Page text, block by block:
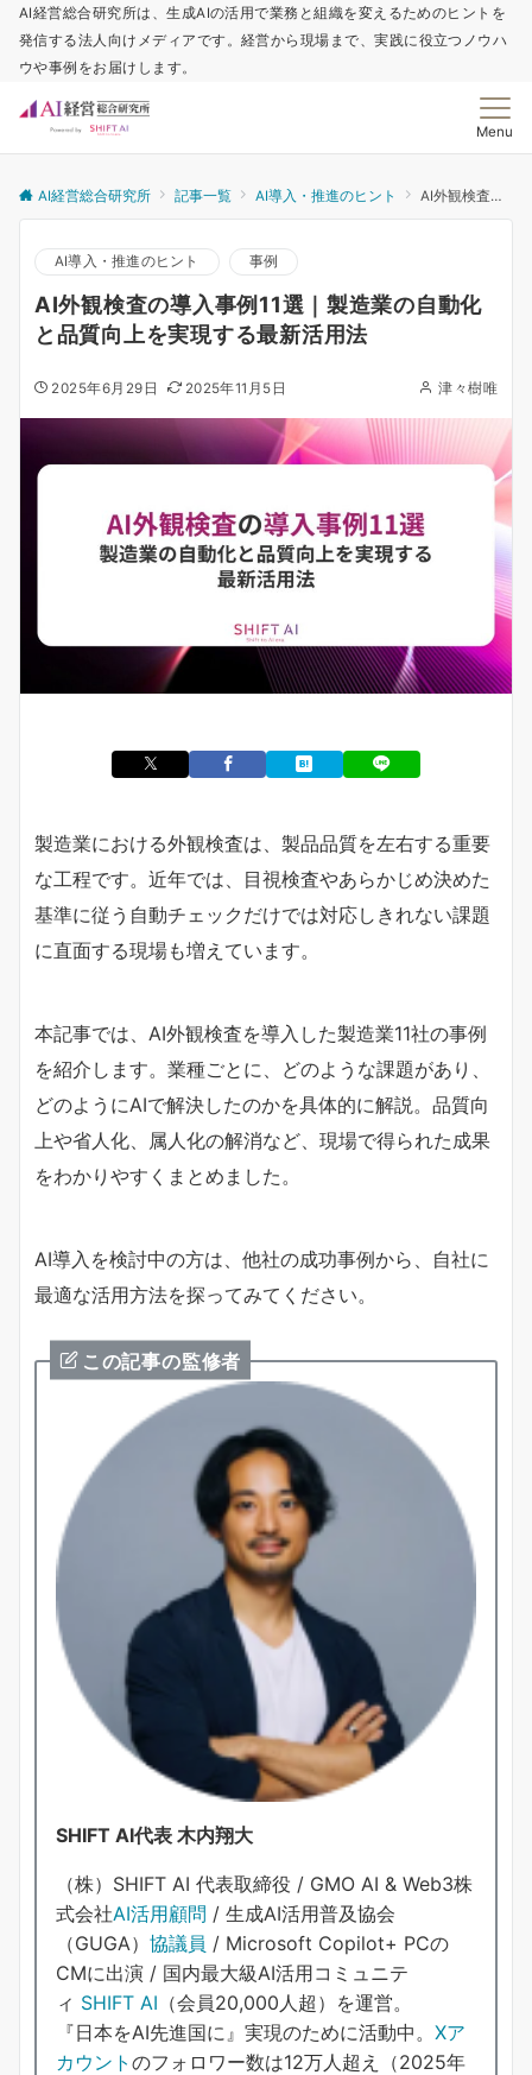
AI経営総合研究所は、生成AIの活用で業務と組織を変えるためのヒントを
発信する法人向けメディアです。経営から現場まで、実践に役立つノウハ
ウや事例をお届けします。
Menu
AI経営総合研究所 記事一覧 AI導入・推進のヒント AI外観検査の導入事例11選｜製造業の自動化と品質向上を実現する最新活用法
AI導入・推進のヒント 事例
AI外観検査の導入事例11選｜製造業の自動化
と品質向上を実現する最新活用法
2025年6月29日 2025年11月5日 津々樹唯
製造業における外観検査は、製品品質を左右する重要
な工程です。近年では、目視検査やあらかじめ決めた
基準に従う自動チェックだけでは対応しきれない課題
に直面する現場も増えています。
本記事では、AI外観検査を導入した製造業11社の事例
を紹介します。業種ごとに、どのような課題があり、
どのようにAIで解決したのかを具体的に解説。品質向
上や省人化、属人化の解消など、現場で得られた成果
をわかりやすくまとめました。
AI導入を検討中の方は、他社の成功事例から、自社に
最適な活用方法を探ってみてください。
この記事の監修者
SHIFT AI代表 木内翔大
（株）SHIFT AI 代表取締役 / GMO AI & Web3株
式会社AI活用顧問 / 生成AI活用普及協会
（GUGA） 協議員 / Microsoft Copilot+ PCの
CMに出演 / 国内最大級AI活用コミュニテ
ィ SHIFT AI （会員20,000人超）を運営。
『日本をAI先進国に』実現のために活動中。 Xア
カウント のフォロワー数は12万人超え（2025年